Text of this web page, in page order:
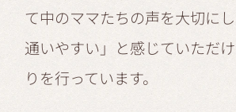
て中のママたちの声を大切に
通いやすい」と感じていただ
りを行っています。